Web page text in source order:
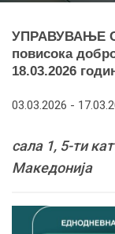
УПРАВУВАЊЕ
повисока
18.03.2026
03.03.2026 -
сала 1, 5-ти
Македонија